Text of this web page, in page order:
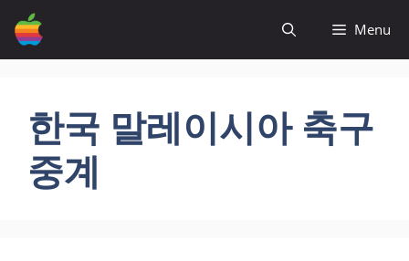
츠
Menu
한국 말레이시아 축구
중계